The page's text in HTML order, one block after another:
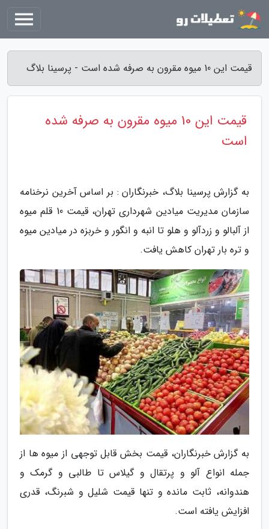
قیمت این 10 میوه مقرون به صرفه شده است - پرسینا بلاگ
قیمت این 10 میوه مقرون به صرفه شده
است
به گزارش پرسینا بلاگ، خبرنگاران : بر اساس آخرین نرخنامه
سازمان مدیریت میادین شهرداری تهران، قیمت 10 قلم میوه
از آلبالو و زردآلو و هلو تا انبه و انگور و خربزه در میادین میوه
و تره بار تهران کاهش یافت.
به گزارش خبرنگاران، قیمت بخش قابل توجهی از میوه ها از
جمله انواع آلو و پرتقال و گیلاس تا طالبی و گرمک و
هندوانه، ثابت مانده و تنها قیمت شلیل و شبرنگ، قدری
افزایش یافته است.